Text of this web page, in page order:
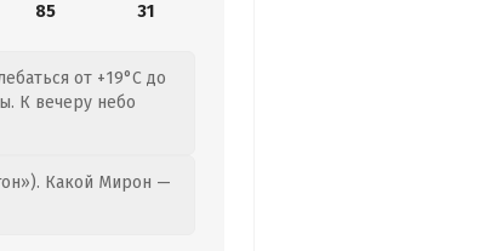
85 31
от +19°C до
К вечеру небо
Какой Мирон —